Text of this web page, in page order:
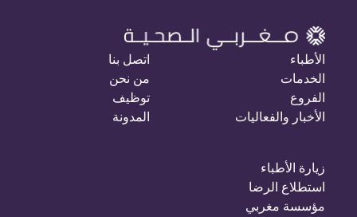
الأطباء
الخدمات
الفروع
الأخبار والفعاليات
اتصل بنا
من نحن
توظيف
المدونة
زيارة الأطباء
استطلاع الرضا
مؤسسة مغربي